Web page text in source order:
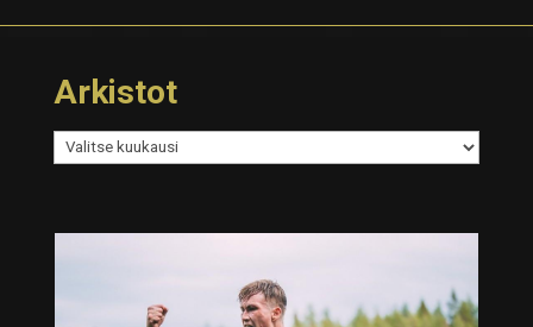
Arkistot
Arkistot